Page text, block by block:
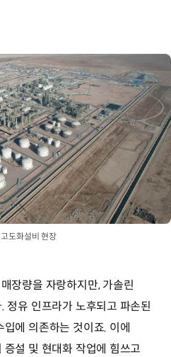
도화설비 현장
장량을 자랑하지만, 가솔린
정유 인프라가 노후되고 파손된
에 의존하는 것이죠. 이에
설 및 현대화 작업에 힘쓰고